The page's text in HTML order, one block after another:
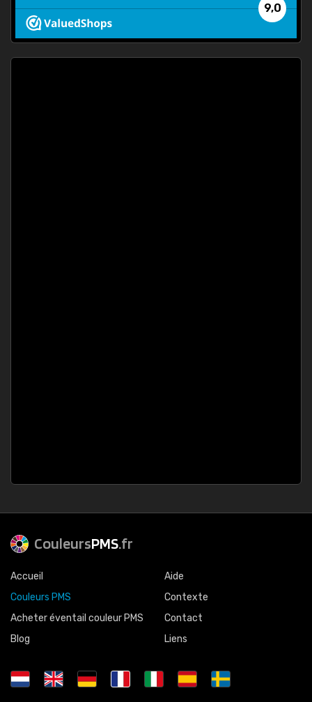
9,0
CouleursPMS.fr
Accueil
Couleurs PMS
Acheter éventail couleur PMS
Blog
Aide
Contexte
Contact
Liens